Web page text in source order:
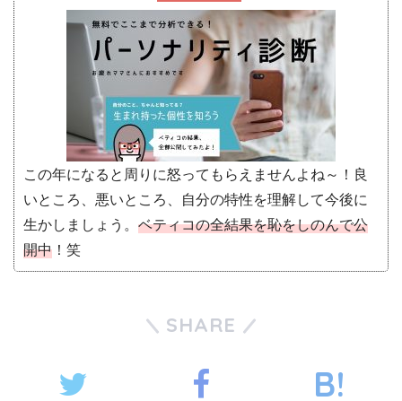
この年になると周りに怒ってもらえませんよね～！良
いところ、悪いところ、自分の特性を理解して今後に
生かしましょう。 ベティコの全結果を恥をしのんで公
開中 ！笑
SHARE